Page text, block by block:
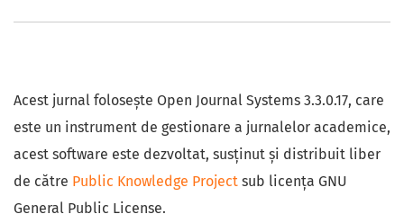
Acest jurnal folosește Open Journal Systems 3.3.0.17, care
este un instrument de gestionare a jurnalelor academice,
acest software este dezvoltat, susținut și distribuit liber
de către Public Knowledge Project sub licența GNU
General Public License.